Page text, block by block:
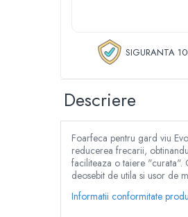
Pluguri motocultoare si motosape
Remorci motocultoare
Accesorii motosape si motocultoare
Mori, tocatoare si zdrobitori
Batoze & desfacatoare porumb
Tocatoare fructe & legume
Zdrobitori struguri
Teascuri struguri
SIGURANTA
Descriere
Foarfeca pentru gard viu
reducerea frecarii,
faciliteaza o taiere "curata".
deosebit de utila si usor de
Informatii conformitate